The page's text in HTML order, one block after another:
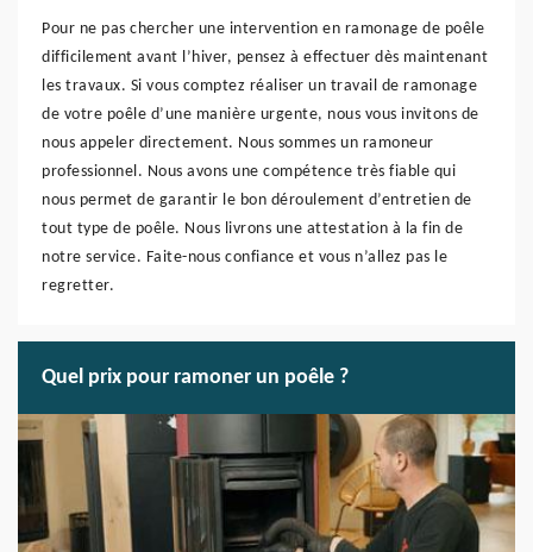
Pour ne pas chercher une intervention en ramonage de poêle
difficilement avant l’hiver, pensez à effectuer dès maintenant
les travaux. Si vous comptez réaliser un travail de ramonage
de votre poêle d’une manière urgente, nous vous invitons de
nous appeler directement. Nous sommes un ramoneur
professionnel. Nous avons une compétence très fiable qui
nous permet de garantir le bon déroulement d’entretien de
tout type de poêle. Nous livrons une attestation à la fin de
notre service. Faite-nous confiance et vous n’allez pas le
regretter.
Quel prix pour ramoner un poêle ?